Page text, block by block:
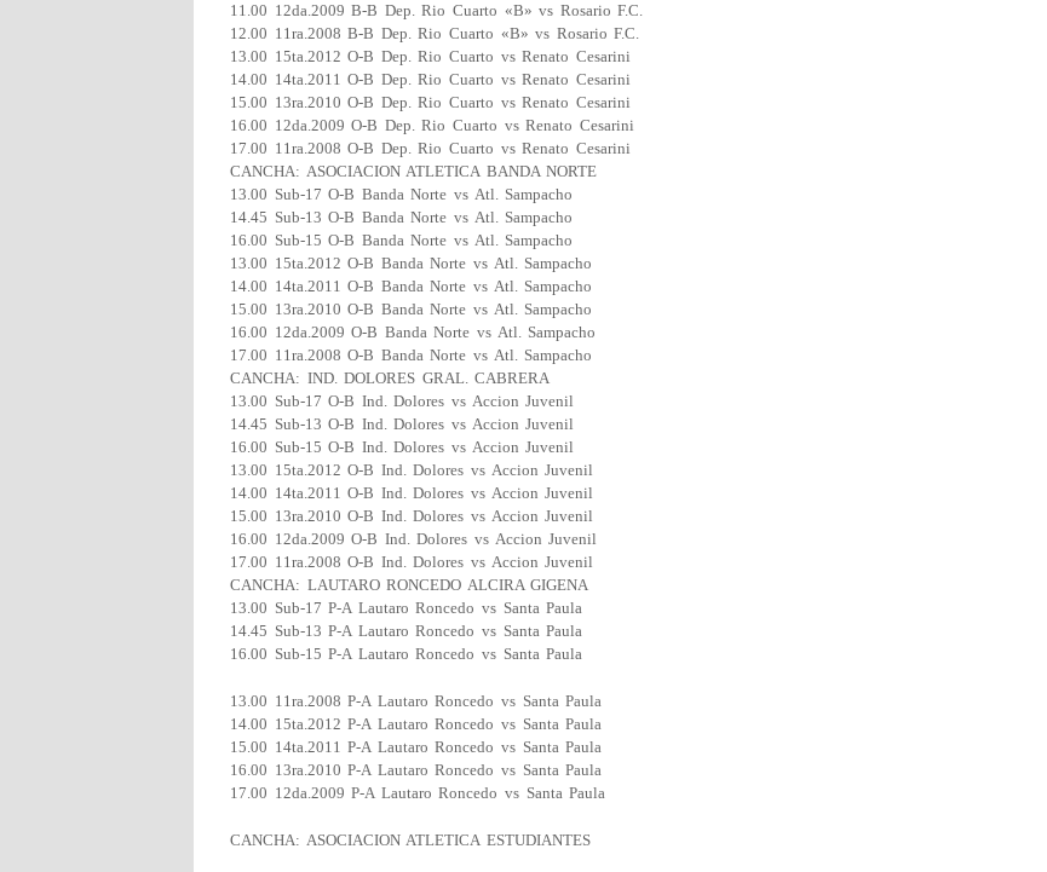
11.00 12da.2009 B-B Dep. Rio Cuarto «B» vs Rosario F.C.
12.00 11ra.2008 B-B Dep. Rio Cuarto «B» vs Rosario F.C.
13.00 15ta.2012 O-B Dep. Rio Cuarto vs Renato Cesarini
14.00 14ta.2011 O-B Dep. Rio Cuarto vs Renato Cesarini
15.00 13ra.2010 O-B Dep. Rio Cuarto vs Renato Cesarini
16.00 12da.2009 O-B Dep. Rio Cuarto vs Renato Cesarini
17.00 11ra.2008 O-B Dep. Rio Cuarto vs Renato Cesarini
CANCHA: ASOCIACION ATLETICA BANDA NORTE
13.00 Sub-17 O-B Banda Norte vs Atl. Sampacho
14.45 Sub-13 O-B Banda Norte vs Atl. Sampacho
16.00 Sub-15 O-B Banda Norte vs Atl. Sampacho
13.00 15ta.2012 O-B Banda Norte vs Atl. Sampacho
14.00 14ta.2011 O-B Banda Norte vs Atl. Sampacho
15.00 13ra.2010 O-B Banda Norte vs Atl. Sampacho
16.00 12da.2009 O-B Banda Norte vs Atl. Sampacho
17.00 11ra.2008 O-B Banda Norte vs Atl. Sampacho
CANCHA: IND. DOLORES GRAL. CABRERA
13.00 Sub-17 O-B Ind. Dolores vs Accion Juvenil
14.45 Sub-13 O-B Ind. Dolores vs Accion Juvenil
16.00 Sub-15 O-B Ind. Dolores vs Accion Juvenil
13.00 15ta.2012 O-B Ind. Dolores vs Accion Juvenil
14.00 14ta.2011 O-B Ind. Dolores vs Accion Juvenil
15.00 13ra.2010 O-B Ind. Dolores vs Accion Juvenil
16.00 12da.2009 O-B Ind. Dolores vs Accion Juvenil
17.00 11ra.2008 O-B Ind. Dolores vs Accion Juvenil
CANCHA: LAUTARO RONCEDO ALCIRA GIGENA
13.00 Sub-17 P-A Lautaro Roncedo vs Santa Paula
14.45 Sub-13 P-A Lautaro Roncedo vs Santa Paula
16.00 Sub-15 P-A Lautaro Roncedo vs Santa Paula
13.00 11ra.2008 P-A Lautaro Roncedo vs Santa Paula
14.00 15ta.2012 P-A Lautaro Roncedo vs Santa Paula
15.00 14ta.2011 P-A Lautaro Roncedo vs Santa Paula
16.00 13ra.2010 P-A Lautaro Roncedo vs Santa Paula
17.00 12da.2009 P-A Lautaro Roncedo vs Santa Paula
CANCHA: ASOCIACION ATLETICA ESTUDIANTES